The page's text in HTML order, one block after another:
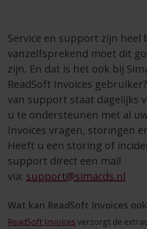
Service en support zijn heel
vanzelfsprekend moet dit
zijn. En dat is het ook bij
ReadSoft Invoices
van support staat dagelijks
u te ondersteunen met al
Invoices vragen, storingen
Heeft u een storing of
support direct een mail
via: support@simacds.nl
Wat kan ReadSoft Invoices
ReadSoft Invoices verzorgt de